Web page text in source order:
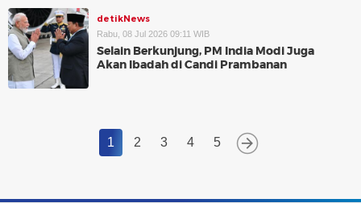
detikNews
Rabu, 08 Jul 2026 09:11 WIB
Selain Berkunjung, PM India Modi Juga
Akan Ibadah di Candi Prambanan
1 2 3 4 5